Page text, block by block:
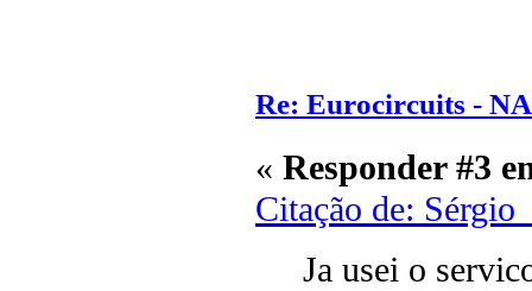
Re: Eurocircuits -
« Responder #3
Citação de:
Ja usei o